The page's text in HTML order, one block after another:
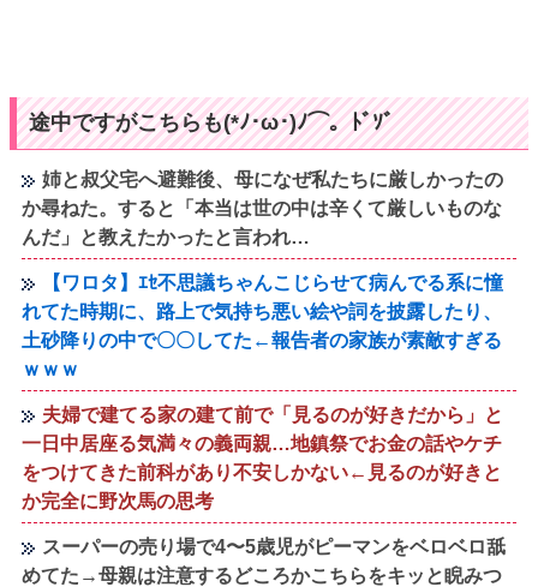
途中ですがこちらも(*ﾉ･ω･)ﾉ⌒。ﾄﾞｿﾞ
姉と叔父宅へ避難後、母になぜ私たちに厳しかったの
か尋ねた。すると「本当は世の中は辛くて厳しいものな
んだ」と教えたかったと言われ…
【ワロタ】ｴｾ不思議ちゃんこじらせて病んでる系に憧
れてた時期に、路上で気持ち悪い絵や詞を披露したり、
土砂降りの中で〇〇してた←報告者の家族が素敵すぎる
ｗｗｗ
夫婦で建てる家の建て前で「見るのが好きだから」と
一日中居座る気満々の義両親…地鎮祭でお金の話やケチ
をつけてきた前科があり不安しかない←見るのが好きと
か完全に野次馬の思考
スーパーの売り場で4〜5歳児がピーマンをベロベロ舐
めてた→母親は注意するどころかこちらをキッと睨みつ